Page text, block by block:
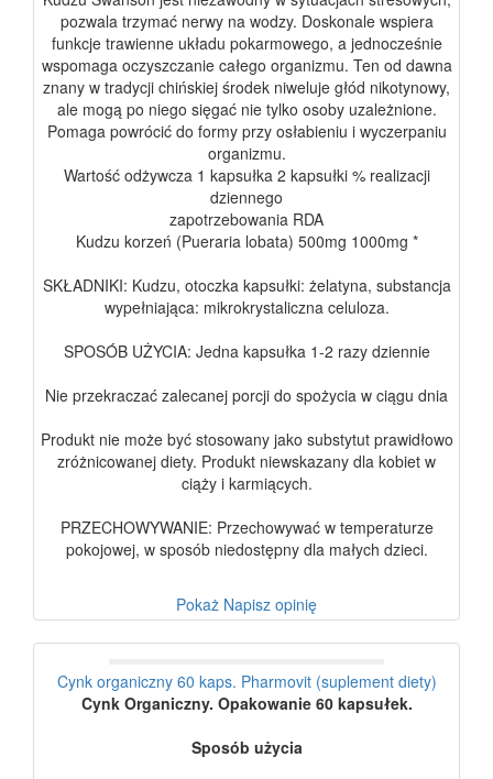
pozwala trzymać nerwy na wodzy. Doskonale wspiera
funkcje trawienne układu pokarmowego, a jednocześnie
wspomaga oczyszczanie całego organizmu. Ten od dawna
znany w tradycji chińskiej środek niweluje głód nikotynowy,
ale mogą po niego sięgać nie tylko osoby uzależnione.
Pomaga powrócić do formy przy osłabieniu i wyczerpaniu
organizmu.
Wartość odżywcza 1 kapsułka 2 kapsułki % realizacji
dziennego
zapotrzebowania RDA
Kudzu korzeń (Pueraria lobata) 500mg 1000mg *
SKŁADNIKI: Kudzu, otoczka kapsułki: żelatyna, substancja
wypełniająca: mikrokrystaliczna celuloza.
SPOSÓB UŻYCIA: Jedna kapsułka 1-2 razy dziennie
Nie przekraczać zalecanej porcji do spożycia w ciągu dnia
Produkt nie może być stosowany jako substytut prawidłowo
zróżnicowanej diety. Produkt niewskazany dla kobiet w
ciąży i karmiących.
PRZECHOWYWANIE: Przechowywać w temperaturze
pokojowej, w sposób niedostępny dla małych dzieci.
Pokaż Napisz opinię
Cynk organiczny 60 kaps. Pharmovit (suplement diety)
Cynk Organiczny. Opakowanie 60 kapsułek.
Sposób użycia